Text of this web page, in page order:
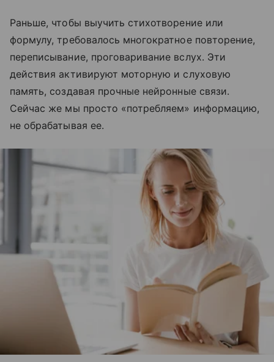
Раньше, чтобы выучить стихотворение или
формулу, требовалось многократное повторение,
переписывание, проговаривание вслух. Эти
действия активируют моторную и слуховую
память, создавая прочные нейронные связи.
Сейчас же мы просто «потребляем» информацию,
не обрабатывая ее.